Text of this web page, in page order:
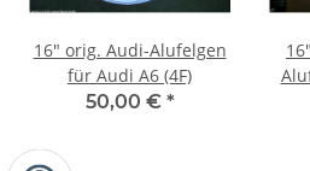
16" orig. Audi-Alufelgen
für Audi A6 (4F)
50,00 € *